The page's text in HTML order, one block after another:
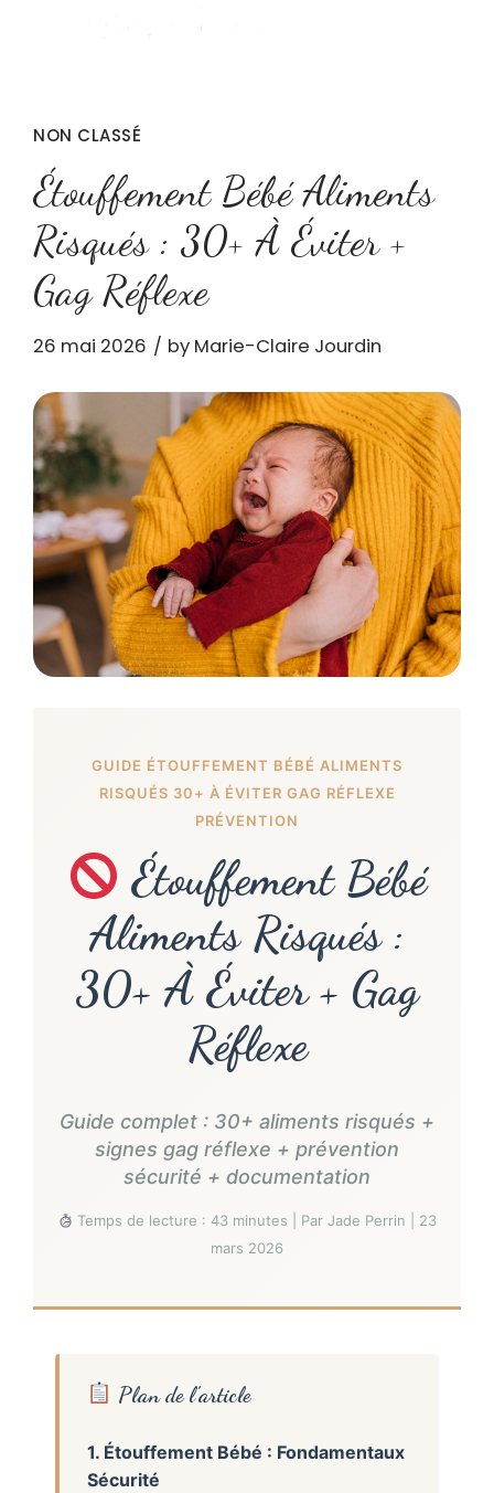
NON CLASSÉ
Étouffement Bébé Aliments
Risqués : 30+ À Éviter +
Gag Réflexe
26 mai 2026 by Marie-Claire Jourdin
GUIDE ÉTOUFFEMENT BÉBÉ ALIMENTS
RISQUÉS 30+ À ÉVITER GAG RÉFLEXE
PRÉVENTION
Étouffement Bébé
Aliments Risqués :
30+ À Éviter + Gag
Réflexe
Guide complet : 30+ aliments risqués +
signes gag réflexe + prévention
sécurité + documentation
Temps de lecture : 43 minutes | Par Jade Perrin | 23
mars 2026
Plan de l’article
1. Étouffement Bébé : Fondamentaux
Sécurité